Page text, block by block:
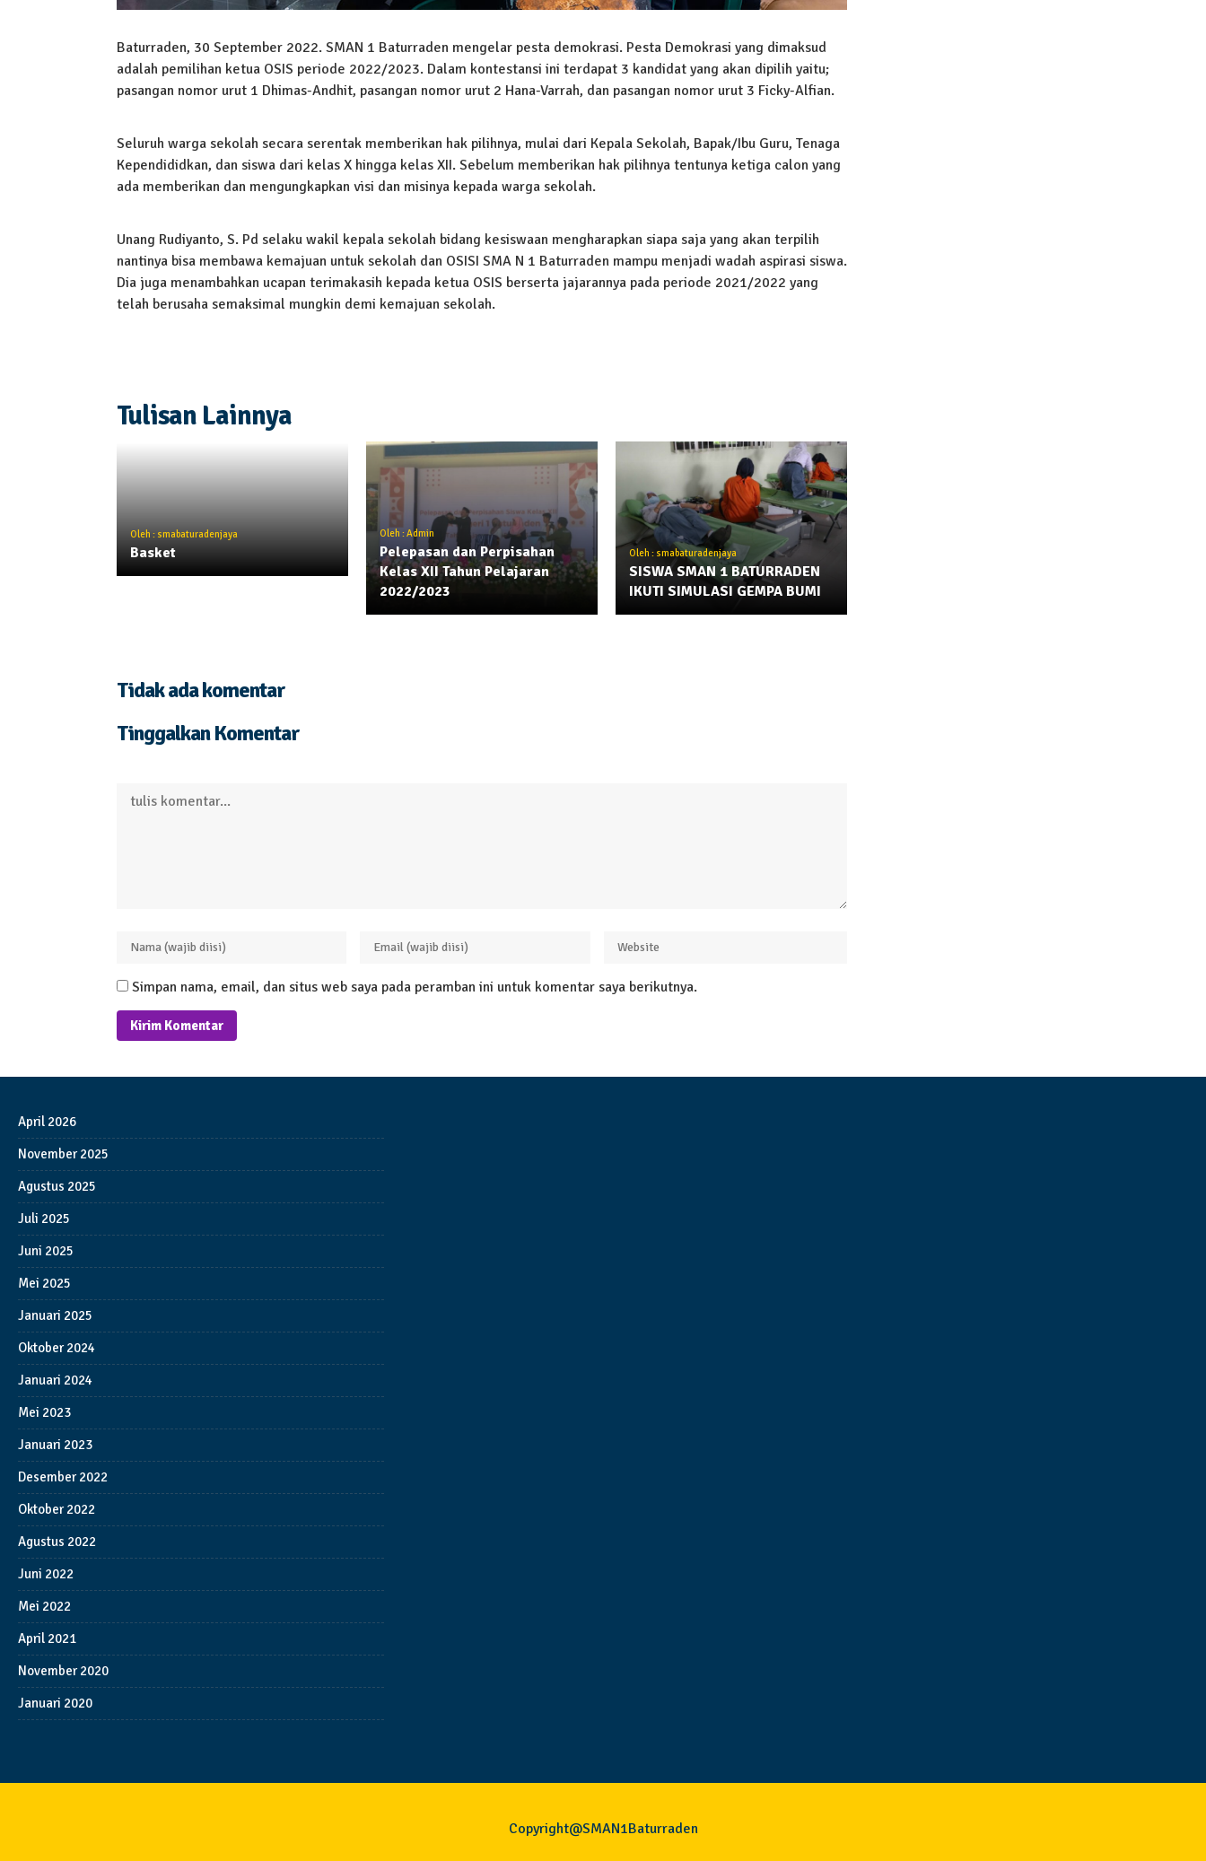
Baturraden, 30 September 2022. SMAN 1 Baturraden mengelar pesta demokrasi. Pesta Demokrasi yang dimaksud
adalah pemilihan ketua OSIS periode 2022/2023. Dalam kontestansi ini terdapat 3 kandidat yang akan dipilih yaitu;
pasangan nomor urut 1 Dhimas-Andhit, pasangan nomor urut 2 Hana-Varrah, dan pasangan nomor urut 3 Ficky-Alfian.
Seluruh warga sekolah secara serentak memberikan hak pilihnya, mulai dari Kepala Sekolah, Bapak/Ibu Guru, Tenaga
Kependididkan, dan siswa dari kelas X hingga kelas XII. Sebelum memberikan hak pilihnya tentunya ketiga calon yang
ada memberikan dan mengungkapkan visi dan misinya kepada warga sekolah.
Unang Rudiyanto, S. Pd selaku wakil kepala sekolah bidang kesiswaan mengharapkan siapa saja yang akan terpilih
nantinya bisa membawa kemajuan untuk sekolah dan OSISI SMA N 1 Baturraden mampu menjadi wadah aspirasi siswa.
Dia juga menambahkan ucapan terimakasih kepada ketua OSIS berserta jajarannya pada periode 2021/2022 yang
telah berusaha semaksimal mungkin demi kemajuan sekolah.
Tulisan Lainnya
Oleh : smabaturadenjaya
Basket
Oleh : Admin
Pelepasan dan Perpisahan
Kelas XII Tahun Pelajaran
2022/2023
Oleh : smabaturadenjaya
SISWA SMAN 1 BATURRADEN
IKUTI SIMULASI GEMPA BUMI
Tidak ada komentar
Tinggalkan Komentar
Simpan nama, email, dan situs web saya pada peramban ini untuk komentar saya berikutnya.
April 2026
November 2025
Agustus 2025
Juli 2025
Juni 2025
Mei 2025
Januari 2025
Oktober 2024
Januari 2024
Mei 2023
Januari 2023
Desember 2022
Oktober 2022
Agustus 2022
Juni 2022
Mei 2022
April 2021
November 2020
Januari 2020
Copyright@SMAN1Baturraden